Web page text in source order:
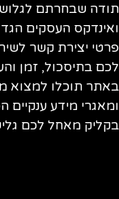
שבחרתם לגלוש
העסקים
יצירת קשר
בתיסכול, זמן
תוכלו למצוא
מידע ענקיים
מאחל לכם